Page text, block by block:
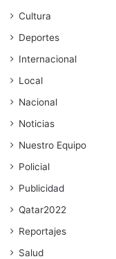
Cultura
Deportes
Internacional
Local
Nacional
Noticias
Nuestro Equipo
Policial
Publicidad
Qatar2022
Reportajes
Salud